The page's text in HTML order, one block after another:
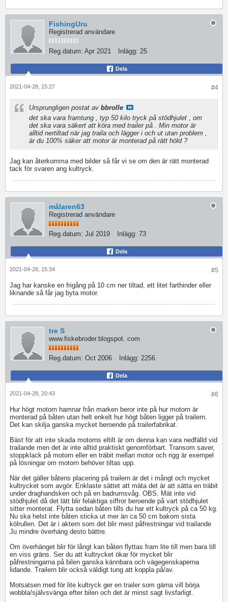
FishingUru
Registrerad användare
Reg.datum: Apr 2021 Inlägg: 25
Dela
#4
2021-04-28, 15:27
Ursprungligen postat av bbrolle
det ska vara framtung , typ 50 kilo tryck på stödhjulet , om
det ska vara säkert att köra med trailer på . Min motor är
alltid nertiltad när jag traila och lägger i och ut utan problem ,
är du 100% säker att motor är monterad på rätt höld ?
Jag kan återkomma med bilder så får vi se om den är rätt monterad
tack för svaren ang kultryck.
målaren63
Registrerad användare
Reg.datum: Jul 2019 Inlägg: 73
Dela
#5
2021-04-28, 15:34
Jag har kanske en frigång på 10 cm ner tiltad, ett litet farthinder eller
liknande så får jag byta motor.
tre S
www.fiskebroder.blogspot. com
Reg.datum: Oct 2006 Inlägg: 2256
Dela
#6
2021-04-28, 20:43
Hur högt motorn hamnar från marken beror inte på hur motorn är
monterad på båten utan helt enkelt hur högt båten ligger på trailern.
Det kan skilja ganska mycket beroende på trailerfabrikat.
Bäst för att inte skada motorns eltilt är om denna kan vara nedfälld vid
trailande men det är inte alltid praktiskt genomförbart. Transom saver,
stoppklack på motorn eller en träbit mellan motor och rigg är exempel
på lösningar om motorn behöver tiltas upp.
När det gäller båtens placering på trailern är det i mångt och mycket
kultrycket som avgör. Enklaste sättet att mäta det är att sätta en träbit
under draghandsken och på en badrumsvåg. OBS. Mät inte vid
stödhjulet då det lätt blir felaktiga siffror beroende på vart stödhjulet
sitter monterat. Flytta sedan båten tills du har ett kultryck på ca 50 kg.
Nu ska helst inte båten sticka ut mer än ca 50 cm bakom sista
kölrullen. Det är i aktern som det blir mest påfrestningar vid trailande
Ju mindre överhäng desto bättre.
Om överhänget blir för långt kan båten flyttas fram lite till men bara till
en viss gräns. Ser du att kultrycket ökar för mycket blir
påfrestningarna på bilen ganska kännbara och vägegenskaperna
lidande. Trailern blir också väldigt tung att koppla på/av.
Motsatsen med för lite kultryck ger en trailer som gärna vill börja
wobbla/självsvänga efter bilen och det är minst sagt livsfarligt.